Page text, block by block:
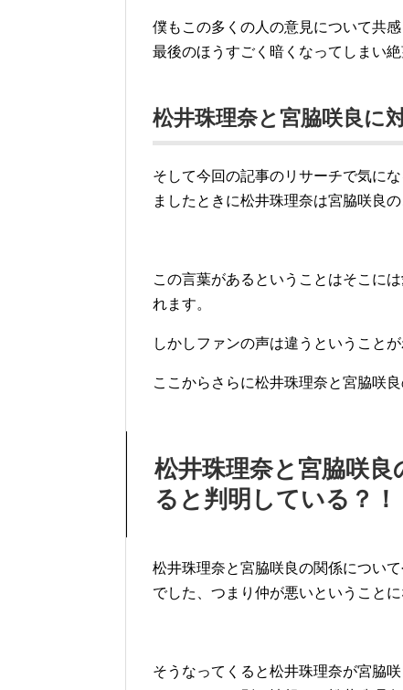
僕もこの多くの人の意見について共
最後のほうすごく暗くなってしまい
松井珠理奈と宮脇咲良に
そして今回の記事のリサーチで気に
ましたときに松井珠理奈は宮脇咲良
この言葉があるということはそこに
れます。
しかしファンの声は違うということが
ここからさらに松井珠理奈と宮脇咲
松井珠理奈と宮脇咲
ると判明している？！
松井珠理奈と宮脇咲良の関係につい
でした、つまり仲が悪いということに
そうなってくると松井珠理奈が宮脇